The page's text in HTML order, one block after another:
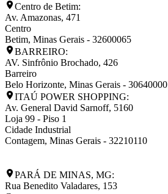
Centro de Betim:
Av. Amazonas, 471
Centro
Betim, Minas Gerais - 32600065
BARREIRO:
AV. Sinfrônio Brochado, 426
Barreiro
Belo Horizonte, Minas Gerais - 30640000
ITAÚ POWER SHOPPING:
Av. General David Sarnoff, 5160
Loja 99 - Piso 1
Cidade Industrial
Contagem, Minas Gerais - 32210110
PARÁ DE MINAS, MG:
Rua Benedito Valadares, 153